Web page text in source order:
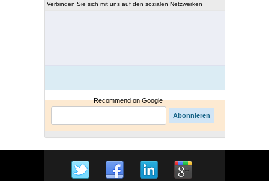
Verbinden Sie sich mit uns auf den sozialen Netzwerken
Recommend on Google